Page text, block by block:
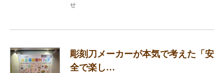
せ
彫刻刀メーカーが本気で考えた「安
全で楽し…